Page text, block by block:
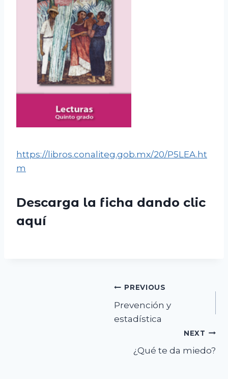
https://libros.conaliteg.gob.mx/20/P5LEA.ht
m
Descarga la ficha dando clic
aquí
PREVIOUS
Prevención y
estadística
NEXT
¿Qué te da miedo?